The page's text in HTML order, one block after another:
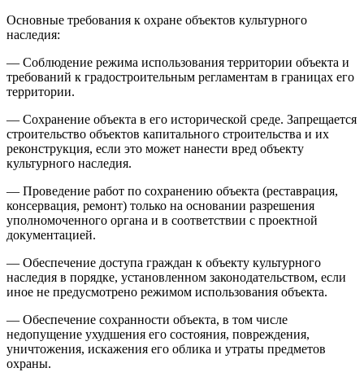
Основные требования к охране объектов культурного
наследия:
— Соблюдение режима использования территории объекта и
требований к градостроительным регламентам в границах его
территории.
— Сохранение объекта в его исторической среде. Запрещается
строительство объектов капитального строительства и их
реконструкция, если это может нанести вред объекту
культурного наследия.
— Проведение работ по сохранению объекта (реставрация,
консервация, ремонт) только на основании разрешения
уполномоченного органа и в соответствии с проектной
документацией.
— Обеспечение доступа граждан к объекту культурного
наследия в порядке, установленном законодательством, если
иное не предусмотрено режимом использования объекта.
— Обеспечение сохранности объекта, в том числе
недопущение ухудшения его состояния, повреждения,
уничтожения, искажения его облика и утраты предметов
охраны.